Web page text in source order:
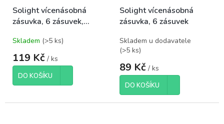
d
u
t
ů
Solight vícenásobná
zásuvka, 6 zásuvek,
Skladem (>5 ks)
119 Kč / ks
DO KOŠÍKU
Solight vícenásobná
zásuvka, 6 zásuvek
Skladem u dodavatele
(>5 ks)
89 Kč / ks
DO KOŠÍKU